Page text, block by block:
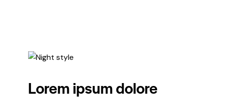
Lorem ipsum dolore